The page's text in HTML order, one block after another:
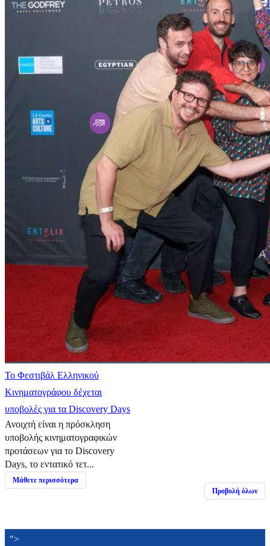
Το Φεστιβάλ Ελληνικού
Κινηματογράφου δέχεται
υποβολές για τα Discovery Days
Ανοιχτή είναι η πρόσκληση
υποβολής κινηματογραφικών
προτάσεων για το Discovery
Days, το εντατικό τετ...
Μάθετε περισσότερα
Προβολή όλων
">